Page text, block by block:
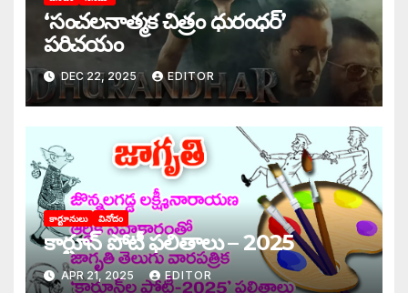
‘‌సంచలనాత్మక చిత్రం ధురంధర్‌’
‌పరిచయం
DEC 22, 2025 EDITOR
కార్టూనులు వినోదం
కార్టూన్‌ పోటీ ఫలితాలు – 2025
APR 21, 2025 EDITOR